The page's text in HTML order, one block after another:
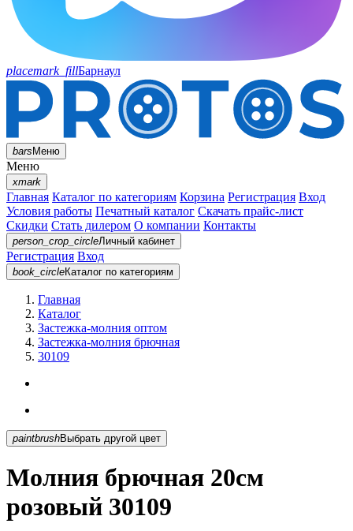
placemark_fillБарнаул
barsМеню
Меню
xmark
Главная Каталог по категориям Корзина Регистрация Вход
Условия работы Печатный каталог Скачать прайс-лист
Скидки Стать дилером О компании Контакты
person_crop_circleЛичный кабинет
Регистрация Вход
book_circleКаталог по категориям
Главная
Каталог
Застежка-молния оптом
Застежка-молния брючная
30109
paintbrush Выбрать другой цвет
Молния брючная 20см
розовый 30109